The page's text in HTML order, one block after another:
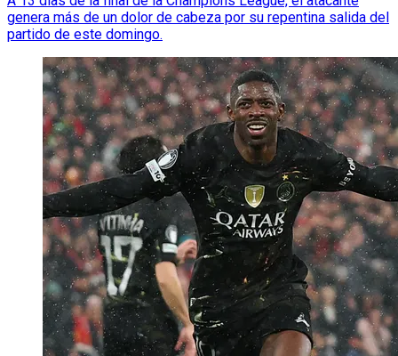
genera más de un dolor de cabeza por su repentina salida del
partido de este domingo.